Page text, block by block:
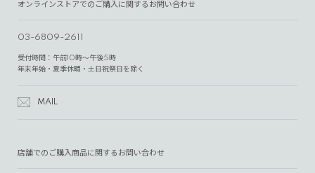
オンラインストアでのご購入に関するお問い合わせ
03-6809-2611
受付時間：午前10時～午後5時
年末年始・夏季休暇・土日祝祭日を除く
MAIL
店舗でのご購入商品に関するお問い合わせ